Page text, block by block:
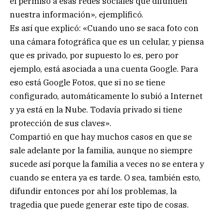
nuestra información», ejemplificó.
Es así que explicó: «Cuando uno se saca foto con
una cámara fotográfica que es un celular, y piensa
que es privado, por supuesto lo es, pero por
ejemplo, está asociada a una cuenta Google. Para
eso está Google Fotos, que si no se tiene
configurado, automáticamente lo subió a Internet
y ya está en la Nube. Todavía privado si tiene
protección de sus claves».
Compartió en que hay muchos casos en que se
sale adelante por la familia, aunque no siempre
sucede así porque la familia a veces no se entera y
cuando se entera ya es tarde. O sea, también esto,
difundir entonces por ahí los problemas, la
tragedia que puede generar este tipo de cosas.